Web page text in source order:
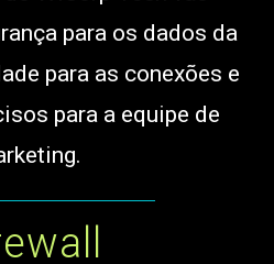
para os dados da
para as conexões e
para a equipe de